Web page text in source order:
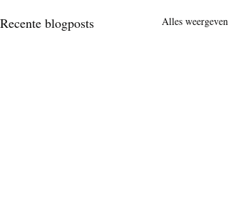
Recente blogposts Alles weergeven